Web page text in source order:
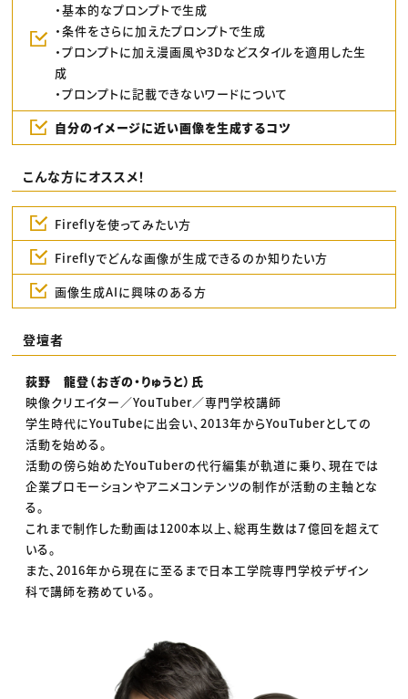
・基本的なプロンプトで生成
・条件をさらに加えたプロンプトで生成
・プロンプトに加え漫画風や3Dなどスタイルを適用した生
成
・プロンプトに記載できないワードについて
自分のイメージに近い画像を生成するコツ
こんな方にオススメ！
Fireflyを使ってみたい方
Fireflyでどんな画像が生成できるのか知りたい方
画像生成AIに興味のある方
登壇者
荻野 龍登（おぎの・りゅうと）氏
映像クリエイター／YouTuber／専門学校講師
学生時代にYouTubeに出会い、2013年からYouTuberとしての
活動を始める。
活動の傍ら始めたYouTuberの代行編集が軌道に乗り、現在では
企業プロモーションやアニメコンテンツの制作が活動の主軸とな
る。
これまで制作した動画は1200本以上、総再生数は７億回を超えて
いる。
また、2016年から現在に至るまで日本工学院専門学校デザイン
科で講師を務めている。